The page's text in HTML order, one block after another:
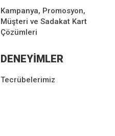
Kampanya, Promosyon,
Müşteri ve Sadakat Kart
Çözümleri
DENEYİMLER
Tecrübelerimiz